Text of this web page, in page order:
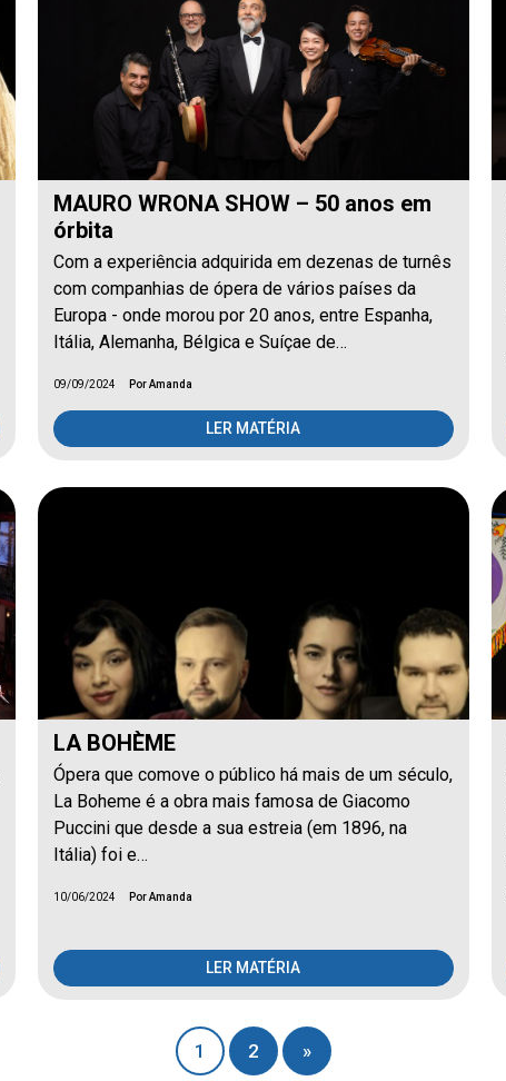
MAURO WRONA SHOW – 50 anos em
órbita
Com a experiência adquirida em dezenas de turnês
com companhias de ópera de vários países da
Europa - onde morou por 20 anos, entre Espanha,
Itália, Alemanha, Bélgica e Suíçae de…
09/09/2024 Por Amanda
LER MATÉRIA
LA BOHÈME
Ópera que comove o público há mais de um século,
La Boheme é a obra mais famosa de Giacomo
Puccini que desde a sua estreia (em 1896, na
Itália) foi e…
10/06/2024 Por Amanda
LER MATÉRIA
1 2 »